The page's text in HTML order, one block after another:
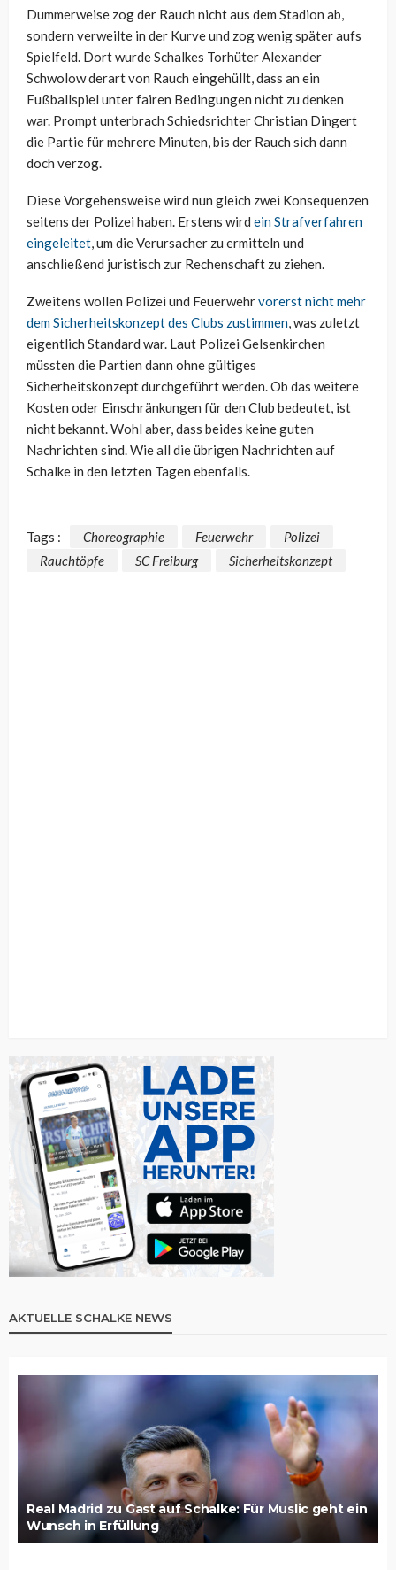
Dummerweise zog der Rauch nicht aus dem Stadion ab,
sondern verweilte in der Kurve und zog wenig später aufs
Spielfeld. Dort wurde Schalkes Torhüter Alexander
Schwolow derart von Rauch eingehüllt, dass an ein
Fußballspiel unter fairen Bedingungen nicht zu denken
war. Prompt unterbrach Schiedsrichter Christian Dingert
die Partie für mehrere Minuten, bis der Rauch sich dann
doch verzog.
Diese Vorgehensweise wird nun gleich zwei Konsequenzen
seitens der Polizei haben. Erstens wird ein Strafverfahren
eingeleitet, um die Verursacher zu ermitteln und
anschließend juristisch zur Rechenschaft zu ziehen.
Zweitens wollen Polizei und Feuerwehrvorerst nicht mehr
dem Sicherheitskonzept des Clubs zustimmen, was zuletzt
eigentlich Standard war. Laut Polizei Gelsenkirchen
müssten die Partien dann ohne gültiges
Sicherheitskonzept durchgeführt werden. Ob das weitere
Kosten oder Einschränkungen für den Club bedeutet, ist
nicht bekannt. Wohl aber, dass beides keine guten
Nachrichten sind. Wie all die übrigen Nachrichten auf
Schalke in den letzten Tagen ebenfalls.
Tags : Choreographie Feuerwehr
Polizei
Rauchtöpfe
SC Freiburg Sicherheitskonzept
AKTUELLE SCHALKE NEWS
Real Madrid zu Gast auf Schalke: Für Muslic geht ein
Wunsch in Erfüllung